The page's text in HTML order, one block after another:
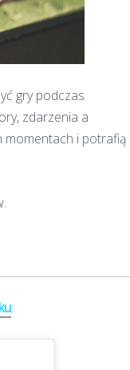
gry podczas
zdarzenia a
momentach i potrafią
: